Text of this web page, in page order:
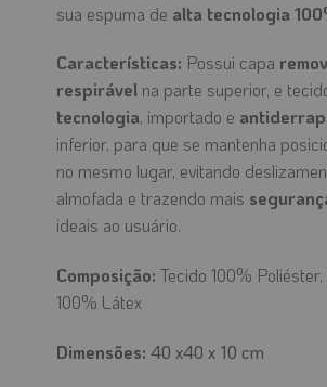
sua espuma de alta tecnologia
Características: Possui capa
respirávelna parte superior, e
tecnologia, importado e
inferior, para que se mantenha
no mesmo lugar, evitando
almofada e trazendo mais
ideais ao usuário.
Composição: Tecido 100% Poliéster,
100% Látex
Dimensões: 40 x40 x 10 cm